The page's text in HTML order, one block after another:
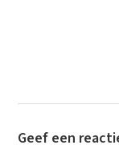
Geef een